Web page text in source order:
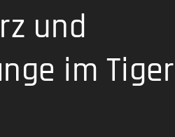
und
im